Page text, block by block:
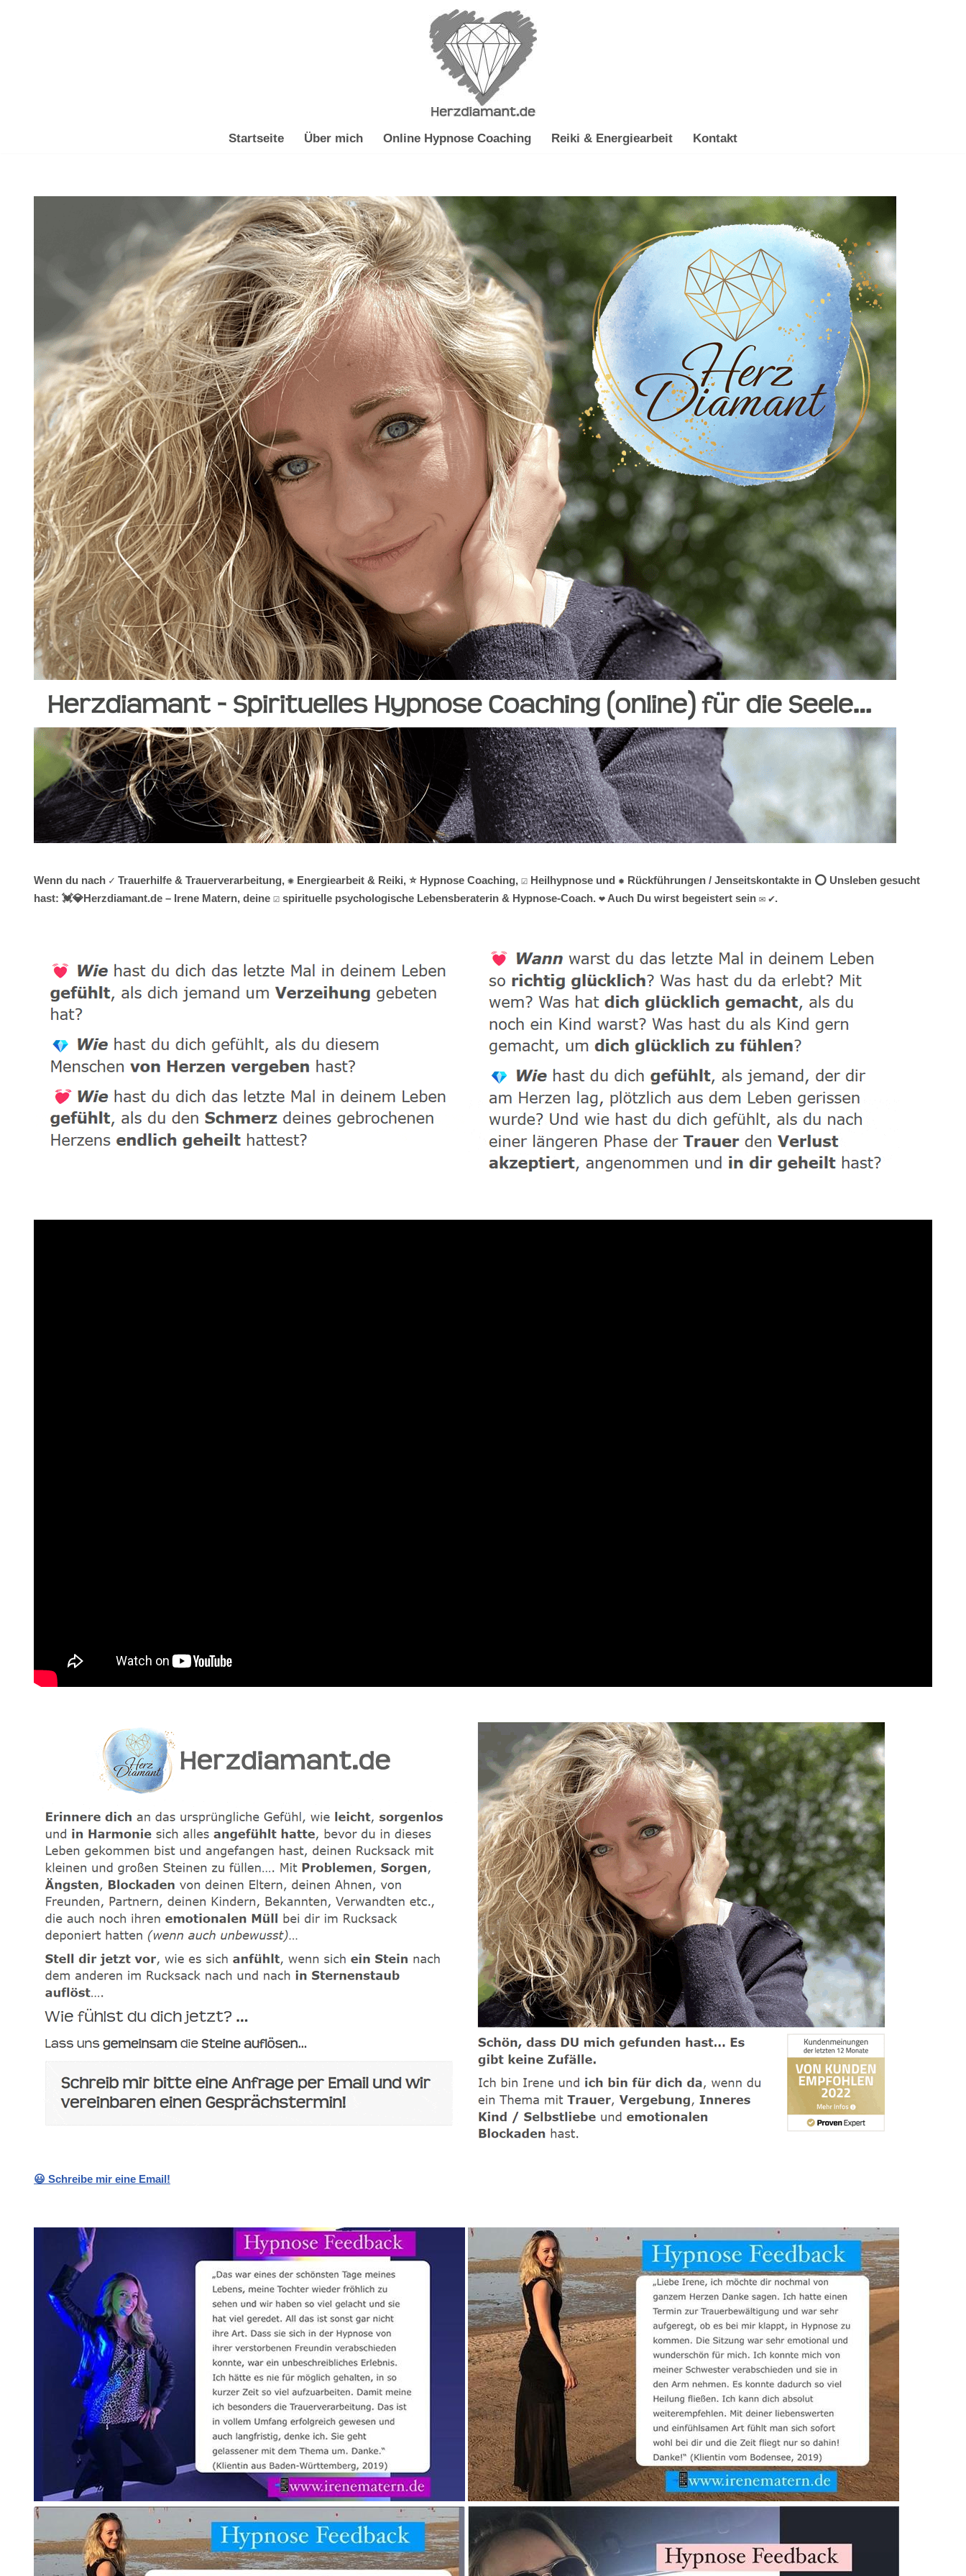
Startseite Über mich Online Hypnose Coaching Reiki & Energiearbeit Kontakt
Wenn du nach ✓ Trauerhilfe & Trauerverarbeitung, ✺ Energiearbeit & Reiki, ⭐ Hypnose Coaching, ☑️ Heilhypnose und ✹ Rückführungen / Jenseitskontakte in ⭕ Unsleben gesucht
hast: 💓️💎Herzdiamant.de – Irene Matern, deine ☑️ spirituelle psychologische Lebensberaterin & Hypnose-Coach. ❤ Auch Du wirst begeistert sein ✉ ✔.
😃 Schreibe mir eine Email!